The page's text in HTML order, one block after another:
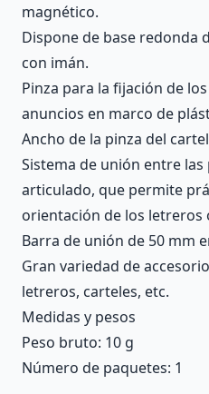
magnético.
Dispone de base redonda
con imán.
Pinza para la fijación de
anuncios en marco de
Ancho de la pinza del
Sistema de unión entre
articulado, que permite
orientación de los letreros
Barra de unión de 50 mm
Gran variedad de
letreros, carteles, etc.
Medidas y pesos
Peso bruto: 10 g
Número de paquetes: 1